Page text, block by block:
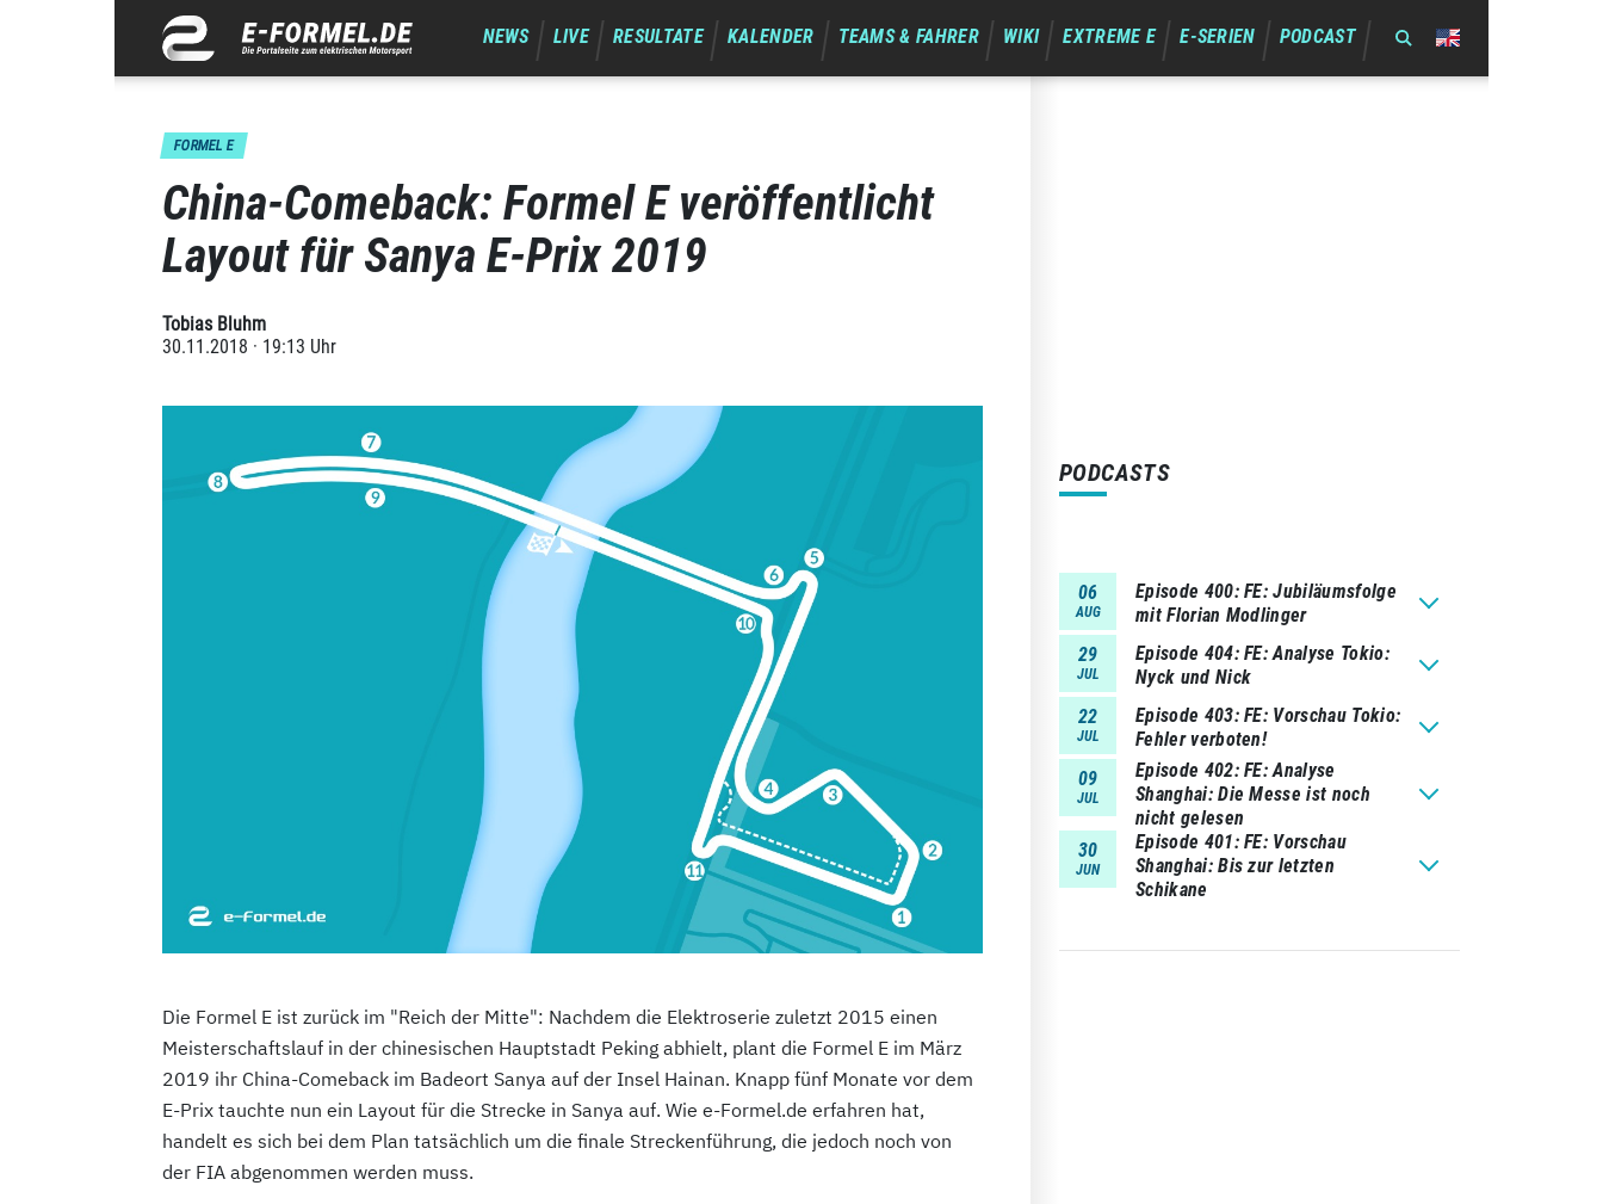
NEWS LIVE RESULTATE KALENDER TEAMS & FAHRER WIKI EXTREME E E-SERIEN PODCAST
FORMEL E
China-Comeback: Formel E veröffentlicht
Layout für Sanya E-Prix 2019
Tobias Bluhm
30.11.2018 · 19:13 Uhr
Die Formel E ist zurück im "Reich der Mitte": Nachdem die Elektroserie zuletzt 2015 einen
Meisterschaftslauf in der chinesischen Hauptstadt Peking abhielt, plant die Formel E im März
2019 ihr China-Comeback im Badeort Sanya auf der Insel Hainan. Knapp fünf Monate vor dem
E-Prix tauchte nun ein Layout für die Strecke in Sanya auf. Wie e-Formel.de erfahren hat,
handelt es sich bei dem Plan tatsächlich um die finale Streckenführung, die jedoch noch von
der FIA abgenommen werden muss.
PODCASTS
06
AUG
Episode 400 FE: Jubiläumsfolge
mit Florian Modlinger
29
JUL
Episode 404 FE: Analyse Tokio:
Nyck und Nick
22
JUL
Episode 403 FE: Vorschau Tokio:
Fehler verboten!
09
JUL
Episode 402 FE: Analyse
Shanghai: Die Messe ist noch
nicht gelesen
30
JUN
Episode 401 FE: Vorschau
Shanghai: Bis zur letzten
Schikane